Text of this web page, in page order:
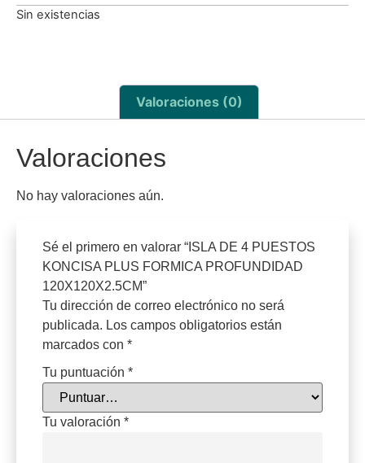
Sin existencias
Valoraciones (0)
Valoraciones
No hay valoraciones aún.
Sé el primero en valorar “ISLA DE 4 PUESTOS
KONCISA PLUS FORMICA PROFUNDIDAD
120X120X2.5CM”
Tu dirección de correo electrónico no será
publicada. Los campos obligatorios están
marcados con *
Tu puntuación *
Tu valoración *